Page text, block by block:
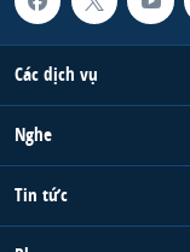
Các dịch vụ
Nghe
Tin tức